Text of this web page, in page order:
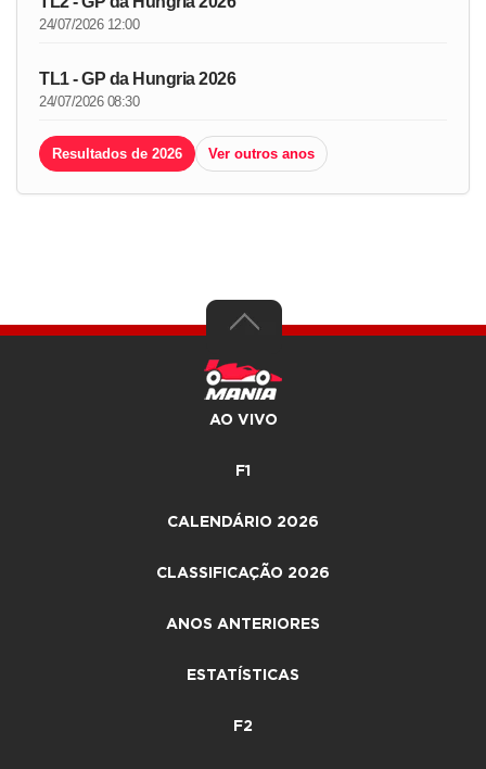
24/07/2026 12:00
TL1 - GP da Hungria 2026
24/07/2026 08:30
Resultados de 2026 Ver outros anos
AO VIVO
F1
CALENDÁRIO 2026
CLASSIFICAÇÃO 2026
ANOS ANTERIORES
ESTATÍSTICAS
F2